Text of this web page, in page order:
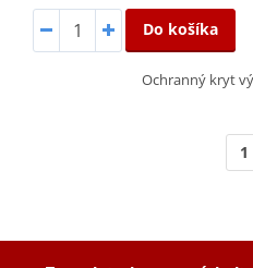
Do košíka
Ochranný kryt
1